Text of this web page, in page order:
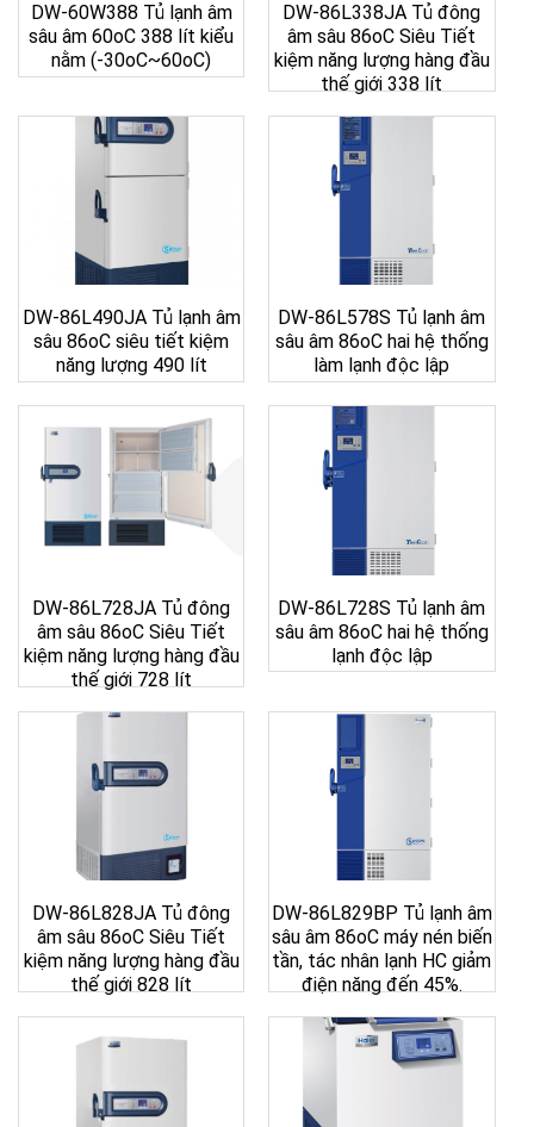
DW-60W388 Tủ lạnh âm
sâu âm 60oC 388 lít kiểu
nằm (-30oC~60oC)
DW-86L338JA Tủ đông
âm sâu 86oC Siêu Tiết
kiệm năng lượng hàng đầu
thế giới 338 lít
DW-86L490JA Tủ lạnh âm
sâu 86oC siêu tiết kiệm
năng lượng 490 lít
DW-86L578S Tủ lạnh âm
sâu âm 86oC hai hệ thống
làm lạnh độc lập
DW-86L728JA Tủ đông
âm sâu 86oC Siêu Tiết
kiệm năng lượng hàng đầu
thế giới 728 lít
DW-86L728S Tủ lạnh âm
sâu âm 86oC hai hệ thống
lạnh độc lập
DW-86L828JA Tủ đông
âm sâu 86oC Siêu Tiết
kiệm năng lượng hàng đầu
thế giới 828 lít
DW-86L829BP Tủ lạnh âm
sâu âm 86oC máy nén biến
tần, tác nhân lạnh HC giảm
điện năng đến 45%.